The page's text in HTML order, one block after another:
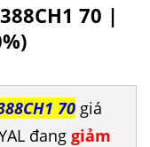
70 |
70 giá
đang giảm